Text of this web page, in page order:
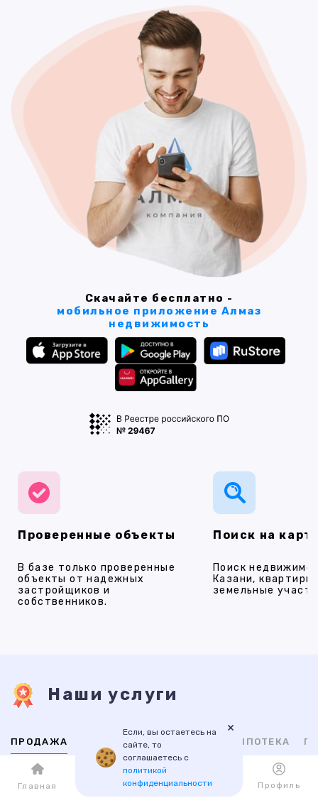
Скачайте бесплатно -
мобильное приложение Алмаз
недвижимость
Проверенные объекты
В базе только проверенные
объекты от надежных
застройщиков и
собственников.
Поиск на
Поиск
Казани,
земельные
Наши услуги
ПРОДАЖА АРЕНДА НОВОСТРОЙКИ ИПОТЕКА
ВТОРИЧНАЯ НОВОСТРОЙКИ
Если, вы остаетесь на
сайте, то
соглашаетесь с
политикой
конфиденциальности
×
Главная Каталог Избранное Профиль